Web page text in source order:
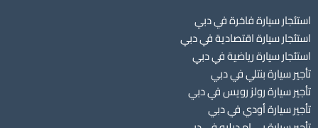
استئجار سيارة فاخرة في دبي
استئجار سيارة اقتصادية في دبي
استئجار سيارة رياضية في دبي
تأجير سيارة بنتلي في دبي
تأجير سيارة رولز رويس في دبي
تأجير سيارة أودي في دبي